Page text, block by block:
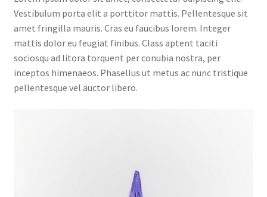
Vestibulum porta elit a porttitor mattis. Pellentesque sit
amet fringilla mauris. Cras eu faucibus lorem. Integer
mattis dolor eu feugiat finibus. Class aptent taciti
sociosqu ad litora torquent per conubia nostra, per
inceptos himenaeos. Phasellus ut metus ac nunc tristique
pellentesque vel auctor libero.